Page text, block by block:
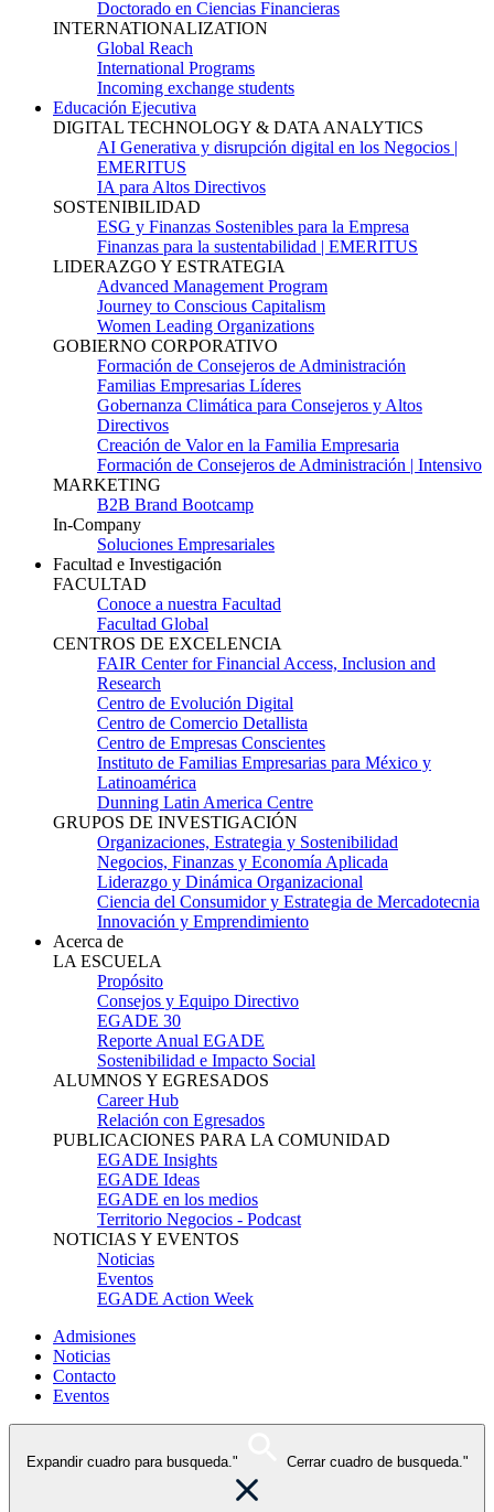
Doctorado en Ciencias Financieras
INTERNATIONALIZATION
Global Reach
International Programs
Incoming exchange students
Educación Ejecutiva
DIGITAL TECHNOLOGY & DATA ANALYTICS
AI Generativa y disrupción digital en los Negocios |
EMERITUS
IA para Altos Directivos
SOSTENIBILIDAD
ESG y Finanzas Sostenibles para la Empresa
Finanzas para la sustentabilidad | EMERITUS
LIDERAZGO Y ESTRATEGIA
Advanced Management Program
Journey to Conscious Capitalism
Women Leading Organizations
GOBIERNO CORPORATIVO
Formación de Consejeros de Administración
Familias Empresarias Líderes
Gobernanza Climática para Consejeros y Altos
Directivos
Creación de Valor en la Familia Empresaria
Formación de Consejeros de Administración | Intensivo
MARKETING
B2B Brand Bootcamp
In-Company
Soluciones Empresariales
Facultad e Investigación
FACULTAD
Conoce a nuestra Facultad
Facultad Global
CENTROS DE EXCELENCIA
FAIR Center for Financial Access, Inclusion and
Research
Centro de Evolución Digital
Centro de Comercio Detallista
Centro de Empresas Conscientes
Instituto de Familias Empresarias para México y
Latinoamérica
Dunning Latin America Centre
GRUPOS DE INVESTIGACIÓN
Organizaciones, Estrategia y Sostenibilidad
Negocios, Finanzas y Economía Aplicada
Liderazgo y Dinámica Organizacional
Ciencia del Consumidor y Estrategia de Mercadotecnia
Innovación y Emprendimiento
Acerca de
LA ESCUELA
Propósito
Consejos y Equipo Directivo
EGADE 30
Reporte Anual EGADE
Sostenibilidad e Impacto Social
ALUMNOS Y EGRESADOS
Career Hub
Relación con Egresados
PUBLICACIONES PARA LA COMUNIDAD
EGADE Insights
EGADE Ideas
EGADE en los medios
Territorio Negocios - Podcast
NOTICIAS Y EVENTOS
Noticias
Eventos
EGADE Action Week
Admisiones
Noticias
Contacto
Eventos
Expandir cuadro para busqueda." Cerrar cuadro de busqueda."